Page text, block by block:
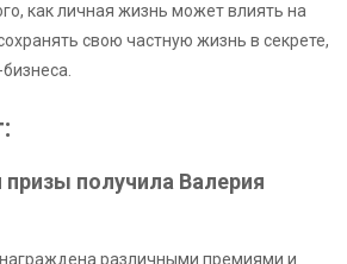
как личная жизнь может влиять на
свою частную жизнь в секрете,
получила Валерия
различными премиями и